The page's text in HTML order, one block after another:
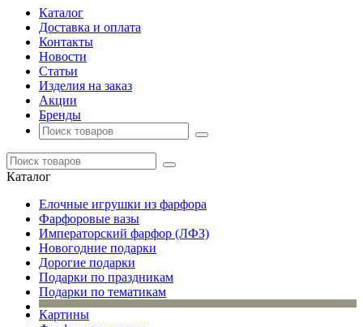
Каталог
Доставка и оплата
Контакты
Новости
Статьи
Изделия на заказ
Акции
Бренды
Каталог
Елочные игрушки из фарфора
Фарфоровые вазы
Императорский фарфор (ЛФЗ)
Новогодние подарки
Дорогие подарки
Подарки по праздникам
Подарки по тематикам
Картины